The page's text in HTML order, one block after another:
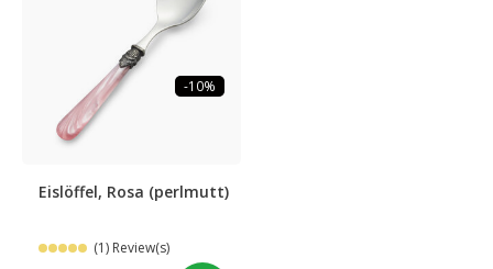
-10%
Eislöffel, Rosa (perlmutt)
(1) Review(s)